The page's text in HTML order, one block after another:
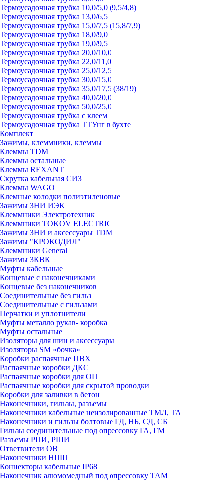
Термоусадочная трубка 10,0/5,0 (9,5/4,8)
Термоусадочная трубка 13,0/6,5
Термоусадочная трубка 15,0/7,5 (15,8/7,9)
Термоусадочная трубка 18,0/9,0
Термоусадочная трубка 19,0/9,5
Термоусадочная трубка 20,0/10,0
Термоусадочная трубка 22,0/11,0
Термоусадочная трубка 25,0/12,5
Термоусадочная трубка 30,0/15,0
Термоусадочная трубка 35,0/17,5 (38/19)
Термоусадочная трубка 40,0/20,0
Термоусадочная трубка 50,0/25,0
Термоусадочная трубка с клеем
Термоусадочная трубка ТТУнг в бухте
Комплект
Зажимы, клеммники, клеммы
Клеммы TDM
Клеммы остальные
Клеммы REXANT
Скрутка кабельная СИЗ
Клеммы WAGO
Клемные колодки полиэтиленовые
Зажимы ЗНИ ИЭК
Клеммники Электротехник
Клеммники TOKOV ELECTRIC
Зажимы ЗНИ и аксессуары TDM
Зажимы "КРОКОДИЛ"
Клеммники General
Зажимы 3КВК
Муфты кабельные
Концевые с наконечниками
Концевые без наконечников
Соединительные без гильз
Соединительные с гильзами
Перчатки и уплотнители
Муфты металло рукав- коробка
Муфты остальные
Изоляторы для шин и аксессуары
Изоляторы SM «бочка»
Коробки распаячные ПВХ
Распаячные коробки ДКС
Распаячные коробки для ОП
Распаячные коробки для скрытой проводки
Коробки для заливки в бетон
Наконечники, гильзы, разъемы
Наконечники кабельные неизолированные ТМЛ, ТА
Наконечники и гильзы болтовые ГД, НБ, СД, СБ
Гильзы соединительные под опрессовку ГА, ГМ
Разъемы РПИ, РШИ
Ответвители ОВ
Наконечники НШП
Коннекторы кабельные IP68
Наконечник алюмомедный под опрессовку ТАМ